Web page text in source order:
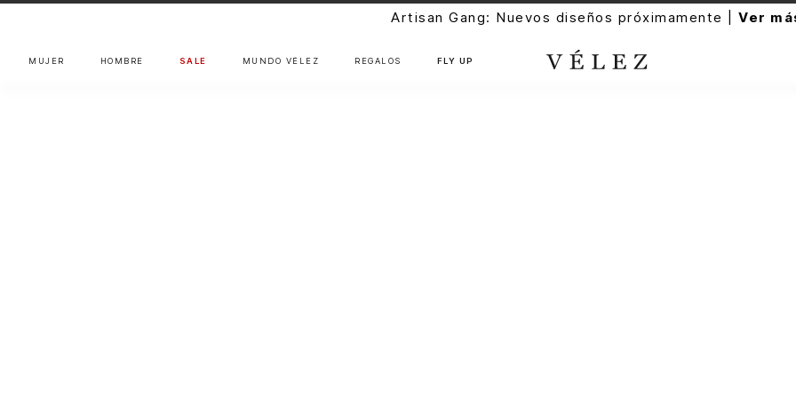
Artisan Gang: Nuevos diseños próximamente |Ver
MUJER HOMBRE SALE MUNDO VÉLEZ REGALOS FLY UP